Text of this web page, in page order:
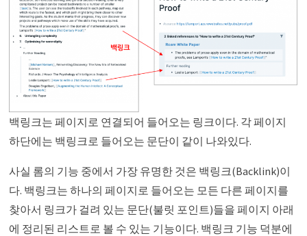
백링크는 페이지로 연결되어 들어오는 링크이다. 각 페이지
하단에는 백링크로 들어오는 문단이 같이 나와있다.
사실 롬의 기능 중에서 가장 유명한 것은 백링크(Backlink)이
다. 백링크는 하나의 페이지로 들어오는 모든 다른 페이지를
찾아서 링크가 걸려 있는 문단(불릿 포인트)들을 페이지 아래
에 정리된 리스트로 볼 수 있는 기능이다. 백링크 기능 덕분에